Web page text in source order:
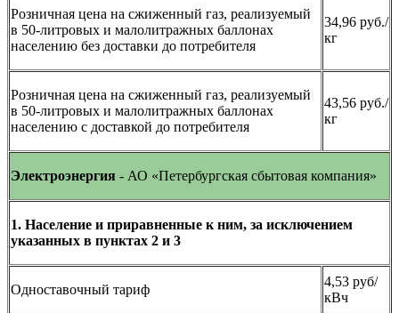
Розничная цена на сжиженный газ, реализуемый
в 50-литровых и малолитражных баллонах
населению без доставки до потребителя
34,96 руб./
кг
Розничная цена на сжиженный газ, реализуемый
в 50-литровых и малолитражных баллонах
населению с доставкой до потребителя
43,56 руб./
кг
Электроэнергия - АО «Петербургская сбытовая компания»
1. Население и приравненные к ним, за исключением
указанных в пунктах 2 и 3
Одноставочный тариф
4,53 руб/
кВч